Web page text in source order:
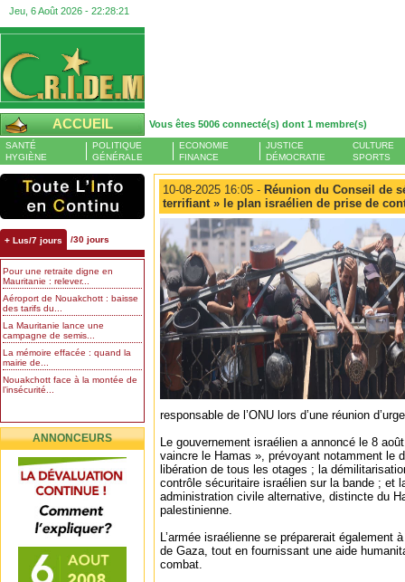
Jeu, 6 Août 2026 - 22:28:22
ACCUEIL Vous êtes 5006 connecté(s) dont 1 membre(s)
SANTÉ
HYGIÈNE
POLITIQUE
GÉNÉRALE
ECONOMIE
FINANCE
JUSTICE
DÉMOCRATIE
CULTURE
SPORTS
+ Lus/7 jours /30 jours
Pour une retraite digne en
Mauritanie : relever...
Aéroport de Nouakchott : baisse
des tarifs du...
La Mauritanie lance une
campagne de semis...
La mémoire effacée : quand la
mairie de...
Nouakchott face à la montée de
l’insécurité...
ANNONCEURS
10-08-2025 16:05 - Réunion du Conseil de
terrifiant » le plan israélien de prise de
responsable de l’ONU lors d’une réunion
Le gouvernement israélien a annoncé le 8
vaincre le Hamas », prévoyant notamment le
libération de tous les otages ; la
contrôle sécuritaire israélien sur la bande ; et
administration civile alternative, distincte du
palestinienne.
L’armée israélienne se préparerait également
de Gaza, tout en fournissant une aide
combat.